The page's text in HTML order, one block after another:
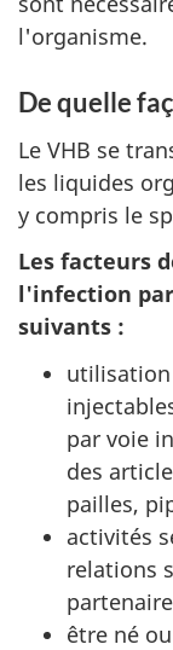
l'organisme.
De quelle
Le VHB se
les liquides
y compris le
Les facteurs
l'infection
suivants :
utilisation
par voie
des
pailles,
activités
relations
être né